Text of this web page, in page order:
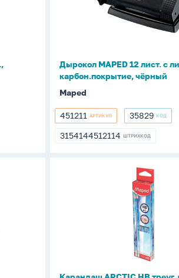
Дырокол MAPED 12 лист. с
карбон.покрытие, чёрный
Maped
451211
451211 АРТИКУЛ 35829
35829 КОД
3154144512114
3154144512114 ШТРИХКОД